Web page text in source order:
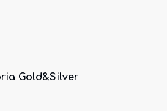
Gold&Silver